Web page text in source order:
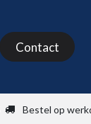
Contact
Bestel op